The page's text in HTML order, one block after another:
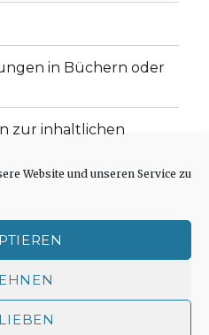
Website und unseren Service zu
in Büchern oder
zur inhaltlichen